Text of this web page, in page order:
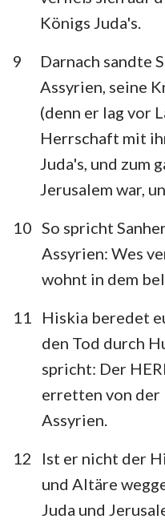
Königs Juda's.
9
Darnach sandte
Assyrien, seine
(denn er lag vor
Herrschaft mit
Juda's, und zum
Jerusalem war,
10 So spricht
Assyrien: Wes
wohnt in dem
11
Hiskia beredet
den Tod durch
spricht: Der
erretten von der
Assyrien.
12
Ist er nicht der
und Altäre
Juda und